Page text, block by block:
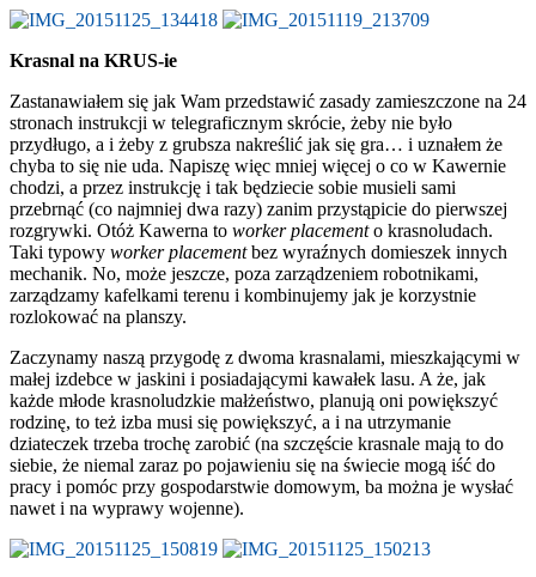
Krasnal na KRUS-ie
Zastanawiałem się jak Wam przedstawić zasady zamieszczone na 24
stronach instrukcji w telegraficznym skrócie, żeby nie było
przydługo, a i żeby z grubsza nakreślić jak się gra… i uznałem że
chyba to się nie uda. Napiszę więc mniej więcej o co w Kawernie
chodzi, a przez instrukcję i tak będziecie sobie musieli sami
przebrnąć (co najmniej dwa razy) zanim przystąpicie do pierwszej
rozgrywki. Otóż Kawerna to worker placemento krasnoludach.
Taki typowy worker placementbez wyraźnych domieszek innych
mechanik. No, może jeszcze, poza zarządzeniem robotnikami,
zarządzamy kafelkami terenu i kombinujemy jak je korzystnie
rozlokować na planszy.
Zaczynamy naszą przygodę z dwoma krasnalami, mieszkającymi w
małej izdebce w jaskini i posiadającymi kawałek lasu. A że, jak
każde młode krasnoludzkie małżeństwo, planują oni powiększyć
rodzinę, to też izba musi się powiększyć, a i na utrzymanie
dziateczek trzeba trochę zarobić (na szczęście krasnale mają to do
siebie, że niemal zaraz po pojawieniu się na świecie mogą iść do
pracy i pomóc przy gospodarstwie domowym, ba można je wysłać
nawet i na wyprawy wojenne).